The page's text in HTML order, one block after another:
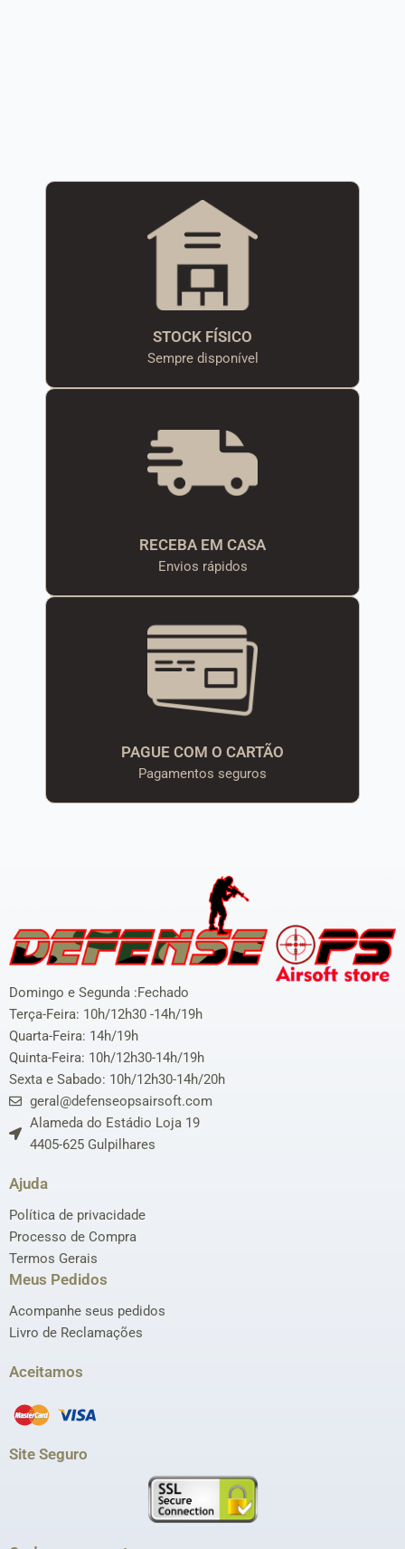
STOCK FÍSICO
Sempre disponível
RECEBA EM CASA
Envios rápidos
PAGUE COM O CARTÃO
Pagamentos seguros
Domingo e Segunda :Fechado
Terça-Feira: 10h/12h30 -14h/19h
Quarta-Feira: 14h/19h
Quinta-Feira: 10h/12h30-14h/19h
Sexta e Sabado: 10h/12h30-14h/20h
geral@defenseopsairsoft.com
Alameda do Estádio Loja 19
4405-625 Gulpilhares
Ajuda
Política de privacidade
Processo de Compra
Termos Gerais
Meus Pedidos
Acompanhe seus pedidos
Livro de Reclamações
Aceitamos
Site Seguro